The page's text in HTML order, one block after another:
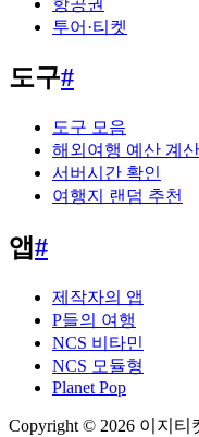
투어·티켓
도구#
도구 모음
해외여행 예산 계산
서버시간 확인
여행지 랜덤 추천
앱#
제작자의 앱
P들의 여행
NCS 비타민
NCS 모듈형
Planet Pop
Copyright © 2026 이지티